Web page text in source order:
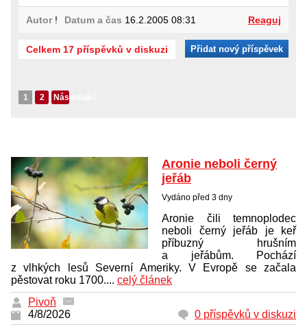
Autor! Datum a čas 16.2.2005 08:31 Reaguj
Celkem 17 příspěvků v diskuzi Přidat nový příspěvek
1 2 Následující
Aronie neboli černý
jeřáb
Vydáno před 3 dny
Aronie čili temnoplodec
neboli černý jeřáb je keř
příbuzný hrušním
a jeřábům. Pochází
z vlhkých lesů Severní Ameriky. V Evropě se začala
pěstovat roku 1700.... celý článek
Pivoň
4/8/2026
0 příspěvků v diskuzi